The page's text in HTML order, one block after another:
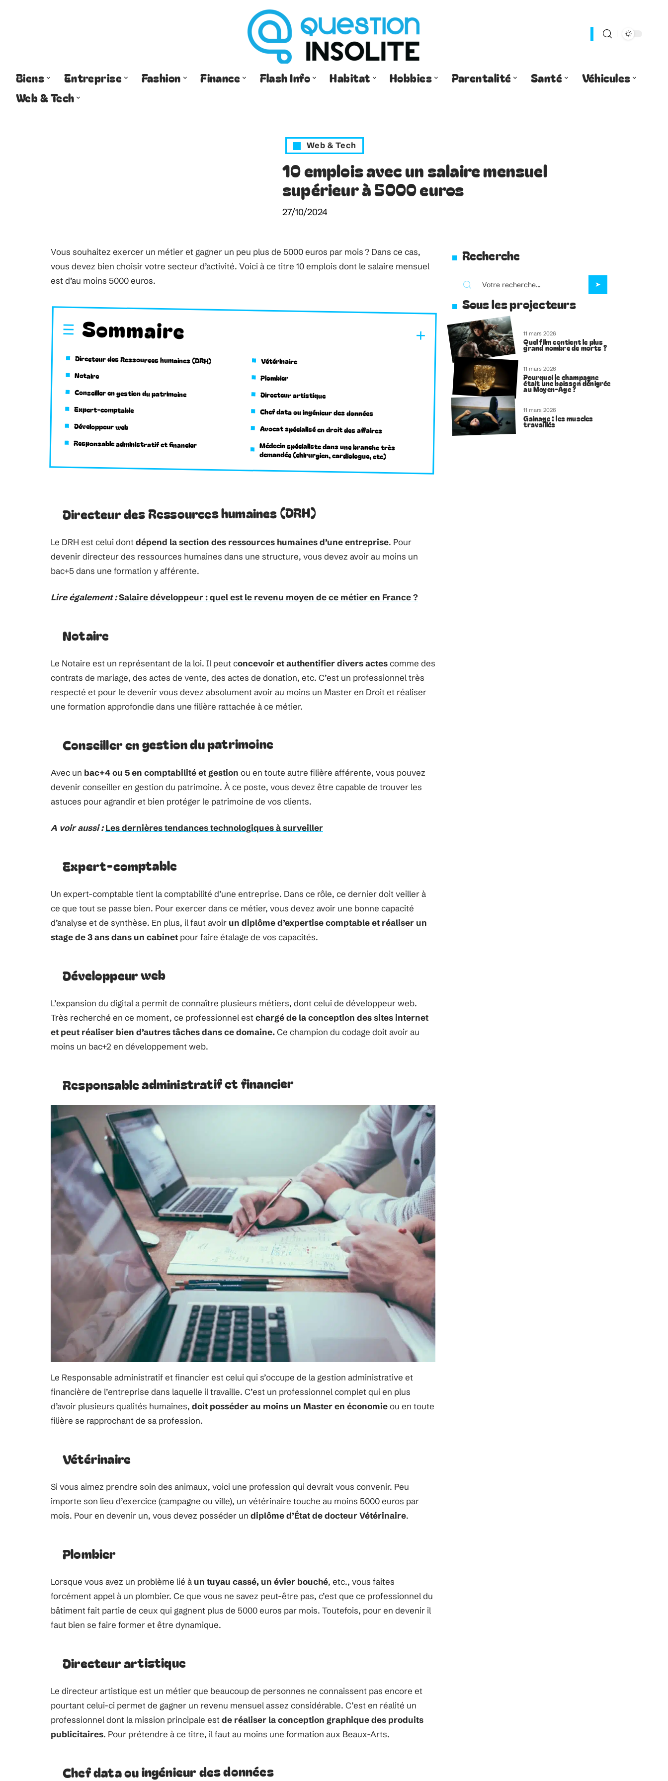
Biens Entreprise Fashion Finance Flash Info Habitat Hobbies Parentalité Santé
Véhicules
Web & Tech
Web & Tech
10 emplois avec un salaire mensuel
supérieur à 5000 euros
27/10/2024
Vous souhaitez exercer un métier et gagner un peu plus de 5000 euros par mois ? Dans ce cas,
vous devez bien choisir votre secteur d’activité. Voici à ce titre 10 emplois dont le salaire mensuel
est d’au moins 5000 euros.
Sommaire
Directeur des Ressources humaines (DRH)
Notaire
Conseiller en gestion du patrimoine
Expert-comptable
Développeur web
Responsable administratif et financier
Vétérinaire
Plombier
Directeur artistique
Chef data ou ingénieur des données
Avocat spécialisé en droit des affaires
Médecin spécialiste dans une branche très
demandée (chirurgien, cardiologue, etc)
Directeur des Ressources humaines (DRH)
Le DRH est celui dont dépend la section des ressources humaines d’une entreprise. Pour
devenir directeur des ressources humaines dans une structure, vous devez avoir au moins un
bac+5 dans une formation y afférente.
Lire également :Salaire développeur : quel est le revenu moyen de ce métier en France ?
Notaire
Le Notaire est un représentant de la loi. Il peut concevoir et authentifier divers actescomme des
contrats de mariage, des actes de vente, des actes de donation, etc. C’est un professionnel très
respecté et pour le devenir vous devez absolument avoir au moins un Master en Droit et réaliser
une formation approfondie dans une filière rattachée à ce métier.
Conseiller en gestion du patrimoine
Avec un bac+4 ou 5 en comptabilité et gestion ou en toute autre filière afférente, vous pouvez
devenir conseiller en gestion du patrimoine. À ce poste, vous devez être capable de trouver les
astuces pour agrandir et bien protéger le patrimoine de vos clients.
A voir aussi : Les dernières tendances technologiques à surveiller
Expert-comptable
Un expert-comptable tient la comptabilité d’une entreprise. Dans ce rôle, ce dernier doit veiller à
ce que tout se passe bien. Pour exercer dans ce métier, vous devez avoir une bonne capacité
d’analyse et de synthèse. En plus, il faut avoir un diplôme d’expertise comptable et réaliser un
stage de 3 ans dans un cabinet pour faire étalage de vos capacités.
Développeur web
L’expansion du digital a permit de connaître plusieurs métiers, dont celui de développeur web.
Très recherché en ce moment, ce professionnel est chargé de la conception des sites internet
et peut réaliser bien d’autres tâches dans ce domaine.Ce champion du codage doit avoir au
moins un bac+2 en développement web.
Responsable administratif et financier
Le Responsable administratif et financier est celui qui s’occupe de la gestion administrative et
financière de l’entreprise dans laquelle il travaille. C’est un professionnel complet qui en plus
d’avoir plusieurs qualités humaines, doit posséder au moins un Master en économieou en toute
filière se rapprochant de sa profession.
Vétérinaire
Si vous aimez prendre soin des animaux, voici une profession qui devrait vous convenir. Peu
importe son lieu d’exercice (campagne ou ville), un vétérinaire touche au moins 5000 euros par
mois. Pour en devenir un, vous devez posséder un diplôme d’État de docteur Vétérinaire.
Plombier
Lorsque vous avez un problème lié à un tuyau cassé, un évier bouché, etc., vous faites
forcément appel à un plombier. Ce que vous ne savez peut-être pas, c’est que ce professionnel du
bâtiment fait partie de ceux qui gagnent plus de 5000 euros par mois. Toutefois, pour en devenir il
faut bien se faire former et être dynamique.
Directeur artistique
Le directeur artistique est un métier que beaucoup de personnes ne connaissent pas encore et
pourtant celui-ci permet de gagner un revenu mensuel assez considérable. C’est en réalité un
professionnel dont la mission principale est de réaliser la conception graphique des produits
publicitaires. Pour prétendre à ce titre, il faut au moins une formation aux Beaux-Arts.
Chef data ou ingénieur des données
Recherche
Sous les projecteurs
11 mars 2026
Quel film contient le plus
grand nombre de morts ?
11 mars 2026
Pourquoi le champagne
était une boisson dénigrée
au Moyen-Âge ?
11 mars 2026
Gainage : les muscles
travaillés